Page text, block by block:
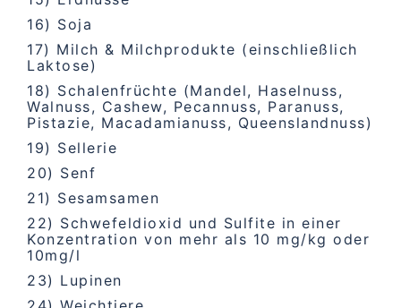
16) Soja
17) Milch & Milchprodukte (einschließlich
Laktose)
18) Schalenfrüchte (Mandel, Haselnuss,
Walnuss, Cashew, Pecannuss, Paranuss,
Pistazie, Macadamianuss, Queenslandnuss)
19) Sellerie
20) Senf
21) Sesamsamen
22) Schwefeldioxid und Sulfite in einer
Konzentration von mehr als 10 mg/kg oder
10mg/l
23) Lupinen